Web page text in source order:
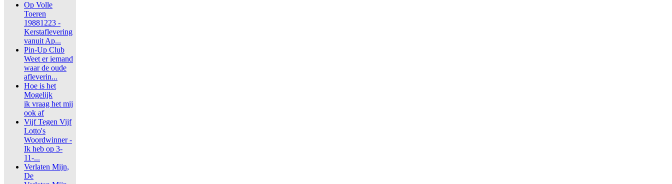
Op Volle
Toeren
19881223 -
Kerstaflevering
vanuit Ap...
Pin-Up Club
Weet er iemand
waar de oude
afleverin...
Hoe is het
Mogelijk
ik vraag het mij
ook af
Vijf Tegen Vijf
Lotto's
Woordwinner -
Ik heb op 3-
11-...
Verlaten Mijn,
De